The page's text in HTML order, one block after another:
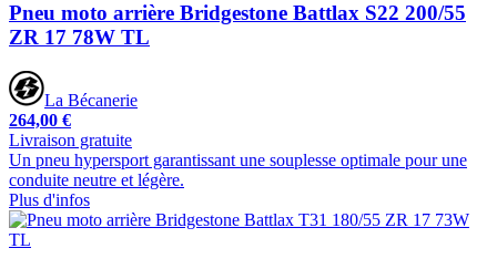
Pneu moto arrière Bridgestone Battlax S22 200/55
ZR 17 78W TL
La Bécanerie
264,00 €
Livraison gratuite
Un pneu hypersport garantissant une souplesse optimale pour une
conduite neutre et légère.
Plus d'infos